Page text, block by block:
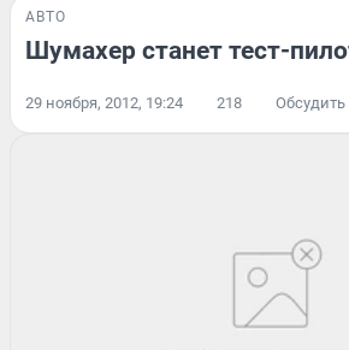
АВТО
Шумахер станет тест-
29 ноября, 2012, 19:24 218 Обсудить